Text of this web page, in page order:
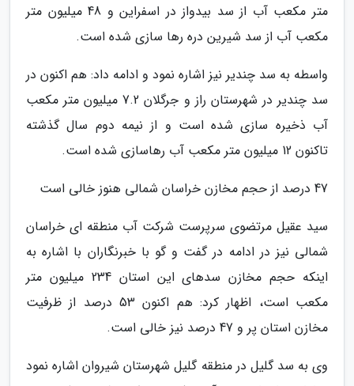
متر مکعب آب از سد بیدواز در اسفراین و 48 میلیون متر
مکعب آب از سد شیرین دره رها سازی شده است.
واسطه به سد چندیر نیز اشاره نمود و ادامه داد: هم اکنون در
سد چندیر در شهرستان راز و جرگلان 7.2 میلیون متر مکعب
آب ذخیره سازی شده است و از نیمه دوم سال گذشته
تاکنون 12 میلیون متر مکعب آب رهاسازی شده است.
47 درصد از حجم مخازن خراسان شمالی هنوز خالی است
سید عقیل مرتضوی سرپرست شرکت آب منطقه ای خراسان
شمالی نیز در ادامه در گفت و گو با خبرنگاران با اشاره به
اینکه حجم مخازن سدهای این استان 234 میلیون متر
مکعب است، اظهار کرد: هم اکنون 53 درصد از ظرفیت
مخازن استان پر و 47 درصد نیز خالی است.
وی به سد گلیل در منطقه گلیل شهرستان شیروان اشاره نمود